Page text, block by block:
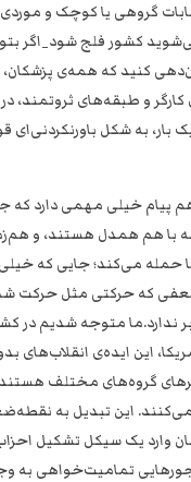
گروهی یا کوچک و
کشور فلج شود_اگر
کنید که همه‌ی پزشکان،
و طبقه‌های ثروتمند،
بار، به شکل باورنکردنی‌ای
پیام خیلی مهمی دارد که
با هم همدل هستند، و
می‌کند؛ جایی که خیلی
که حرکتی مثل حرکت
ندارد.ما متوجه شدیم در
این ایده‌ی انقلاب‌های
گروه‌های مختلف
این تبدیل به
وارد یک سیکل تشکیل
تمامیت‌خواهی به